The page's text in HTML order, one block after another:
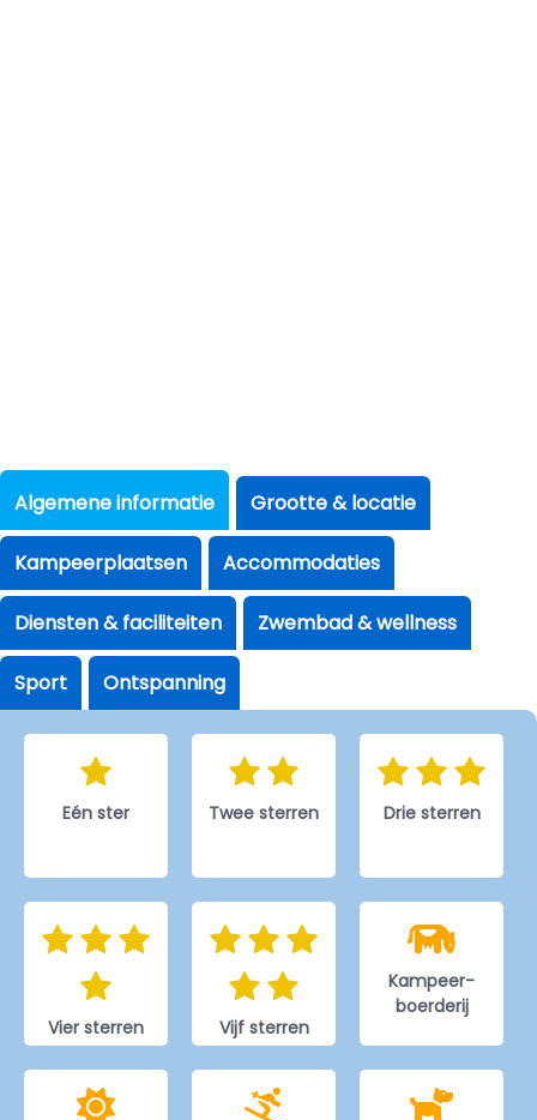
Algemene informatie
Eén ster Twee sterren Drie sterren
Vier sterren Vijf sterren
Kampeer-
boerderij
Grootte & locatie
Kampeerplaatsen Accommodaties
Diensten & faciliteiten Zwembad & wellness
Sport Ontspanning